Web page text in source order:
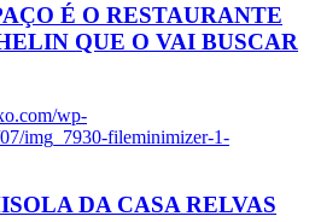
É O RESTAURANTE
QUE O VAI BUSCAR
wp-
img_7930-fileminimizer-1-
DA CASA RELVAS